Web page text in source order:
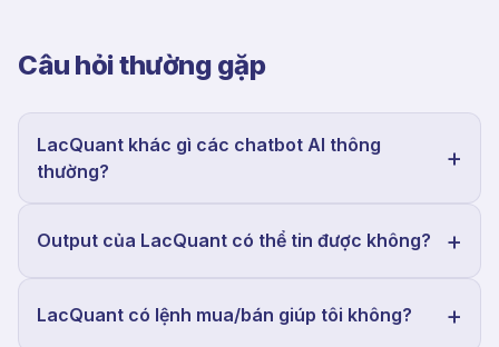
Câu hỏi thường gặp
LacQuant khác gì các chatbot AI thông
thường?
Output của LacQuant có thể tin được không?
LacQuant có lệnh mua/bán giúp tôi không?